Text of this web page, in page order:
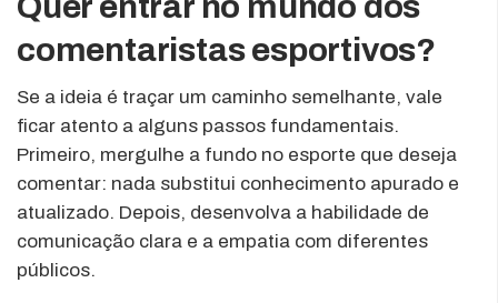
comentaristas esportivos?
Se a ideia é traçar um caminho semelhante, vale
ficar atento a alguns passos fundamentais.
Primeiro, mergulhe a fundo no esporte que deseja
comentar: nada substitui conhecimento apurado e
atualizado. Depois, desenvolva a habilidade de
comunicação clara e a empatia com diferentes
públicos.